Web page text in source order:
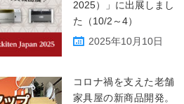
2025）」に出展しまし
た（10/2～4）
2025年10月10日
コロナ禍を支えた老舗
家具屋の新商品開発。